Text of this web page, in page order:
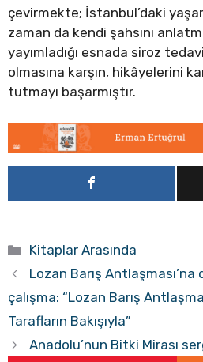
çevirmekte; İstanbul’daki
zaman da kendi şahsını
yayımladığı esnada siroz
olmasına karşın, hikâyelerini
tutmayı başarmıştır.
Kategoriler
Kitaplar Arasında
Lozan Barış Antlaşması’na
çalışma: “Lozan Barış
Tarafların Bakışıyla”
Anadolu’nun Bitki Mirası